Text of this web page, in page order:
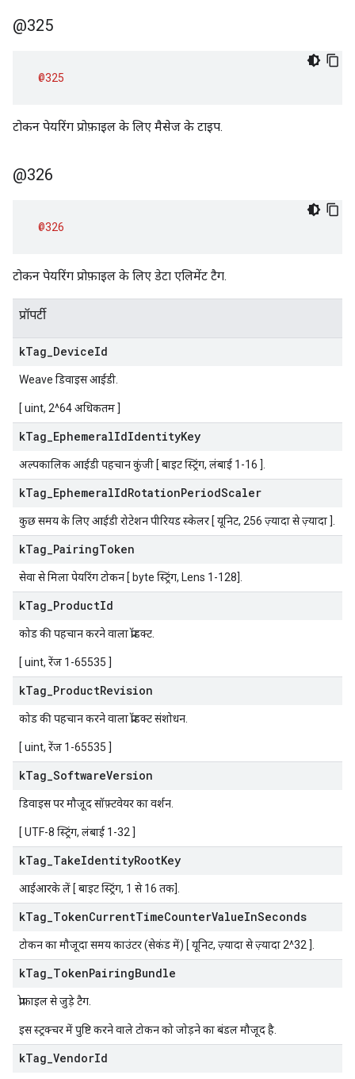
@325
@325
टोकन पेयरिंग प्रोफ़ाइल के लिए मैसेज के टाइप.
@326
@326
टोकन पेयरिंग प्रोफ़ाइल के लिए डेटा एलिमेंट टैग.
प्रॉपर्टी
kTag DeviceId
Weave डिवाइस आईडी.
[ uint, 2^64 अधिकतम ]
kTag EphemeralIdIdentityKey
अल्पकालिक आईडी पहचान कुंजी [ बाइट स्ट्रिंग, लंबाई 1-16 ].
kTag EphemeralIdRotationPeriodScaler
कुछ समय के लिए आईडी रोटेशन पीरियड स्केलर [ यूनिट, 256 ज़्यादा से ज़्यादा ].
kTag PairingToken
सेवा से मिला पेयरिंग टोकन [ byte स्ट्रिंग, Lens 1-128].
kTag ProductId
कोड की पहचान करने वाला प्रॉडक्ट.
[ uint, रेंज 1-65535 ]
kTag ProductRevision
कोड की पहचान करने वाला प्रॉडक्ट संशोधन.
[ uint, रेंज 1-65535 ]
kTag SoftwareVersion
डिवाइस पर मौजूद सॉफ़्टवेयर का वर्शन.
[ UTF-8 स्ट्रिंग, लंबाई 1-32 ]
kTag TakeIdentityRootKey
आईआरके लें [ बाइट स्ट्रिंग, 1 से 16 तक].
kTag TokenCurrentTimeCounterValueInSeconds
टोकन का मौजूदा समय काउंटर (सेकंड में) [ यूनिट, ज़्यादा से ज़्यादा 2^32 ].
kTag TokenPairingBundle
प्रोफ़ाइल से जुड़े टैग.
इस स्ट्रक्चर में पुष्टि करने वाले टोकन को जोड़ने का बंडल मौजूद है.
kTag VendorId